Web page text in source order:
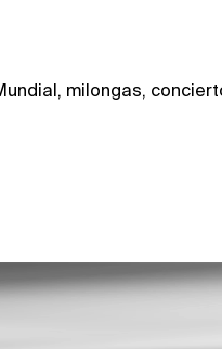
milongas,